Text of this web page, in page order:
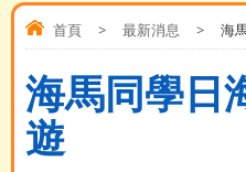
首頁 > 最新消息 > 海
海馬同學日
遊